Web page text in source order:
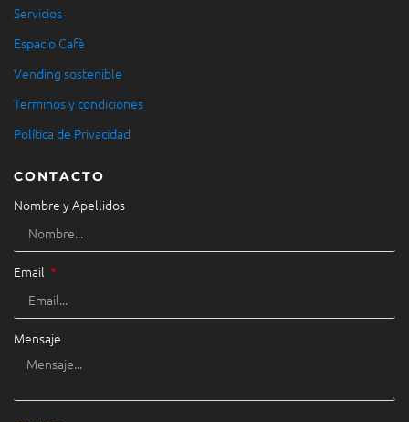
Servicios
Espacio Cafè
Vending sostenible
Terminos y condiciones
Política de Privacidad
CONTACTO
Nombre y Apellidos
Email
Mensaje